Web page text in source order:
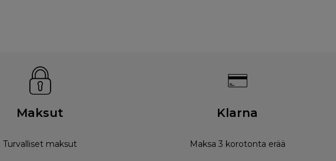
Maksut
Turvalliset maksut
Klarna
Maksa 3 korotonta erää